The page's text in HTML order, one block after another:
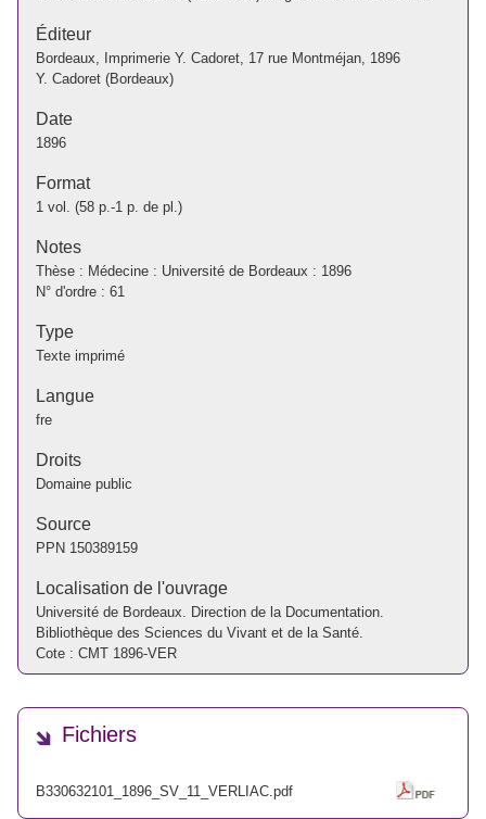
Éditeur
Bordeaux, Imprimerie Y. Cadoret, 17 rue Montméjan, 1896
Y. Cadoret (Bordeaux)
Date
1896
Format
1 vol. (58 p.-1 p. de pl.)
Notes
Thèse : Médecine : Université de Bordeaux : 1896
N° d'ordre : 61
Type
Texte imprimé
Langue
fre
Droits
Domaine public
Source
PPN 150389159
Localisation de l'ouvrage
Université de Bordeaux. Direction de la Documentation.
Bibliothèque des Sciences du Vivant et de la Santé.
Cote : CMT 1896-VER
Fichiers
B330632101_1896_SV_11_VERLIAC.pdf